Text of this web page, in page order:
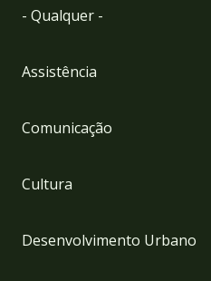
- Qualquer -
Assistência
Comunicação
Cultura
Desenvolvimento Urbano